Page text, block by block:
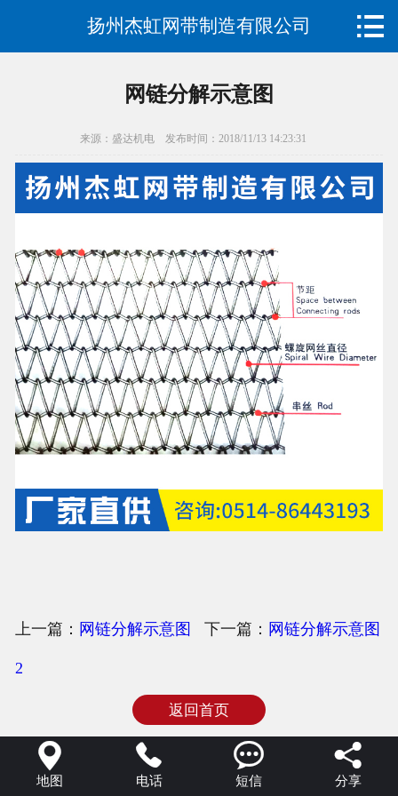
 首页
新闻资讯
常见问题
销售网络
在线留言
联系我们
扬州杰虹网带制造有限公司 
网链分解示意图
来源：盛达机电 发布时间：2018/11/13 14:23:31
上一篇： 网链分解示意图 下一篇： 网链分解示意图
2
返回首页

地图

电话

短信

分享